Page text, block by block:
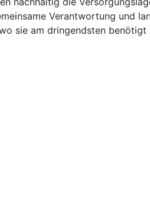
Verantwortung und
sie am dringendsten benötigt